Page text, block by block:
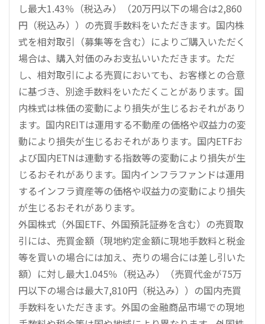
し最大1.43％（税込み）（20万円以下の場合は2,860
円（税込み））の売買手数料をいただきます。国内株
式を相対取引（募集等を含む）によりご購入いただく
場合は、購入対価のみお支払いいただきます。ただ
し、相対取引による売買においても、お客様との合意
に基づき、別途手数料をいただくことがあります。国
内株式は株価の変動により損失が生じるおそれがあり
ます。国内REITは運用する不動産の価格や収益力の変
動により損失が生じるおそれがあります。国内ETFお
よび国内ETNは連動する指数等の変動により損失が生
じるおそれがあります。国内インフラファンドは運用
するインフラ資産等の価格や収益力の変動により損失
が生じるおそれがあります。
外国株式（外国ETF、外国預託証券を含む）の売買取
引には、売買金額（現地約定金額に現地手数料と税金
等を買いの場合には加え、売りの場合には差し引いた
額）に対し最大1.045％（税込み）（売買代金が75万
円以下の場合は最大7,810円（税込み））の国内売買
手数料をいただきます。外国の金融商品市場での現地